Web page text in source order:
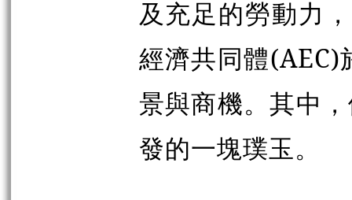
及充足的勞動力
經濟共同體
景與商機。其中
發的一塊璞玉。